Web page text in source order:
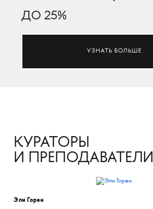
ДО 25%
УЗНАТЬ БОЛЬШЕ
КУРАТОРЫ
И ПРЕПОДАВАТЕЛИ
Эли Горен